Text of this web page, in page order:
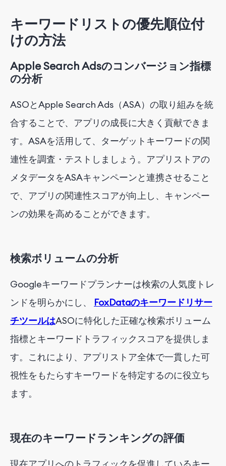
キーワードリストの優先順位付
けの方法
Apple Search Adsのコンバージョン指標
の分析
ASOとApple Search Ads（ASA）の取り組みを統
合することで、アプリの成長に大きく貢献できま
す。ASAを活用して、ターゲットキーワードの関
連性を調査・テストしましょう。アプリストアの
メタデータをASAキャンペーンと連携させること
で、アプリの関連性スコアが向上し、キャンペー
ンの効果を高めることができます。
検索ボリュームの分析
Googleキーワードプランナーは検索の人気度トレ
ンドを明らかにし、 FoxDataのキーワードリサー
チツールはASOに特化した正確な検索ボリューム
指標とキーワードトラフィックスコアを提供しま
す。これにより、アプリストア全体で一貫した可
視性をもたらすキーワードを特定するのに役立ち
ます。
現在のキーワードランキングの評価
現在アプリへのトラフィックを促進しているキー